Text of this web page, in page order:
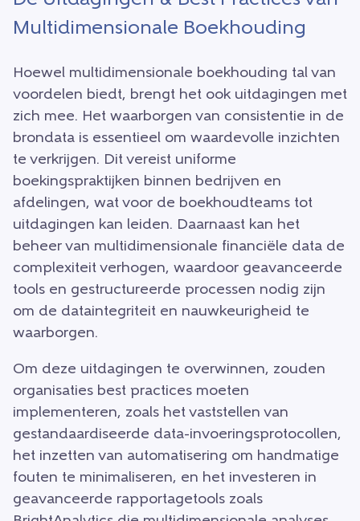
Multidimensionale Boekhouding
Hoewel multidimensionale boekhouding tal van
voordelen biedt, brengt het ook uitdagingen met
zich mee. Het waarborgen van consistentie in de
brondata is essentieel om waardevolle inzichten
te verkrijgen. Dit vereist uniforme
boekingspraktijken binnen bedrijven en
afdelingen, wat voor de boekhoudteams tot
uitdagingen kan leiden. Daarnaast kan het
beheer van multidimensionale financiële data de
complexiteit verhogen, waardoor geavanceerde
tools en gestructureerde processen nodig zijn
om de dataintegriteit en nauwkeurigheid te
waarborgen.
Om deze uitdagingen te overwinnen, zouden
organisaties best practices moeten
implementeren, zoals het vaststellen van
gestandaardiseerde data-invoeringsprotocollen,
het inzetten van automatisering om handmatige
fouten te minimaliseren, en het investeren in
geavanceerde rapportagetools zoals